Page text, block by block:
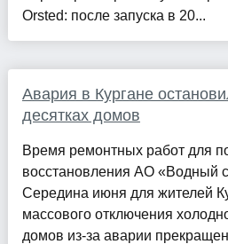
Orsted: после запуска в 20...
Авария в Кургане
десятках домов
Время ремонтных работ для
восстановления АО «Водный
Середина июня для жителей
массового отключения
домов из-за аварии